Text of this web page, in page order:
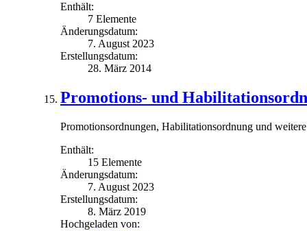
Enthält:
7 Elemente
Änderungsdatum:
7. August 2023
Erstellungsdatum:
28. März 2014
Promotions- und
Promotionsordnungen, Habilitationsordnung und
Enthält:
15 Elemente
Änderungsdatum:
7. August 2023
Erstellungsdatum:
8. März 2019
Hochgeladen von: